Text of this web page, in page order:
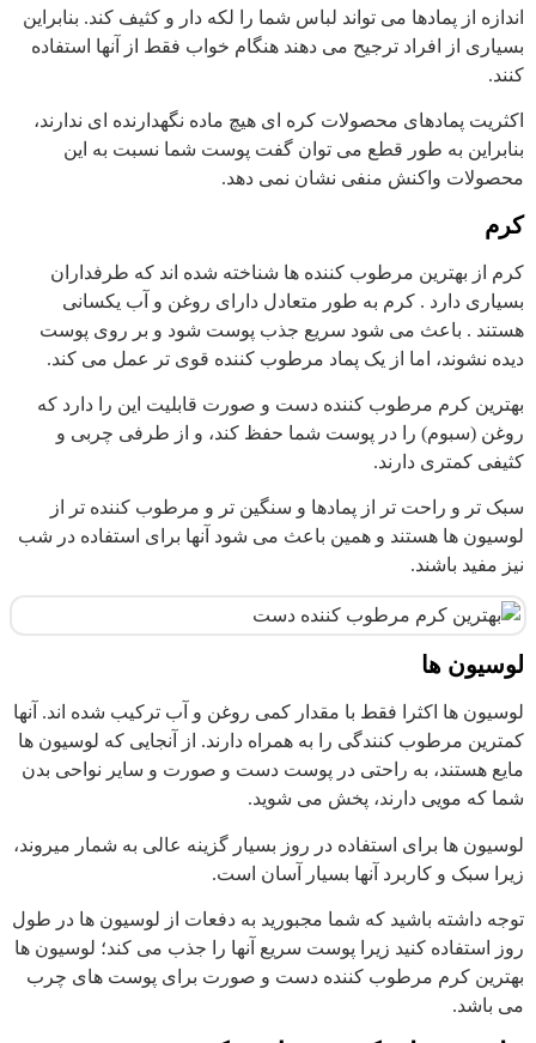
اندازه از پمادها می تواند لباس شما را لکه دار و کثیف کند. بنابراین
بسیاری از افراد ترجیح می دهند هنگام خواب فقط از آنها استفاده
کنند.
اکثریت پمادهای محصولات کره ای هیچ ماده نگهدارنده ای ندارند،
بنابراین به طور قطع می توان گفت پوست شما نسبت به این
محصولات واکنش منفی نشان نمی دهد.
کرم
کرم از بهترین مرطوب کننده ها شناخته شده اند که طرفداران
بسیاری دارد . کرم به طور متعادل دارای روغن و آب یکسانی
هستند . باعث می شود سریع جذب پوست شود و بر روی پوست
دیده نشوند، اما از یک پماد مرطوب کننده قوی تر عمل می کند.
بهترین کرم مرطوب کننده دست و صورت قابلیت این را دارد که
روغن (سبوم) را در پوست شما حفظ کند، و از طرفی چربی و
کثیفی کمتری دارند.
سبک تر و راحت تر از پمادها و سنگین تر و مرطوب کننده تر از
لوسیون ها هستند و همین باعث می شود آنها برای استفاده در شب
نیز مفید باشند.
لوسیون ها
لوسیون ها اکثرا فقط با مقدار کمی روغن و آب ترکیب شده اند. آنها
کمترین مرطوب کنندگی را به همراه دارند. از آنجایی که لوسیون ها
مایع هستند، به راحتی در پوست دست و صورت و سایر نواحی بدن
شما که مویی دارند، پخش می شوید.
لوسیون ها برای استفاده در روز بسیار گزینه عالی به شمار میروند،
زیرا سبک و کاربرد آنها بسیار آسان است.
توجه داشته باشید که شما مجبورید به دفعات از لوسیون ها در طول
روز استفاده کنید زیرا پوست سریع آنها را جذب می کند؛ لوسیون ها
بهترین کرم مرطوب کننده دست و صورت برای پوست های چرب
می باشد.